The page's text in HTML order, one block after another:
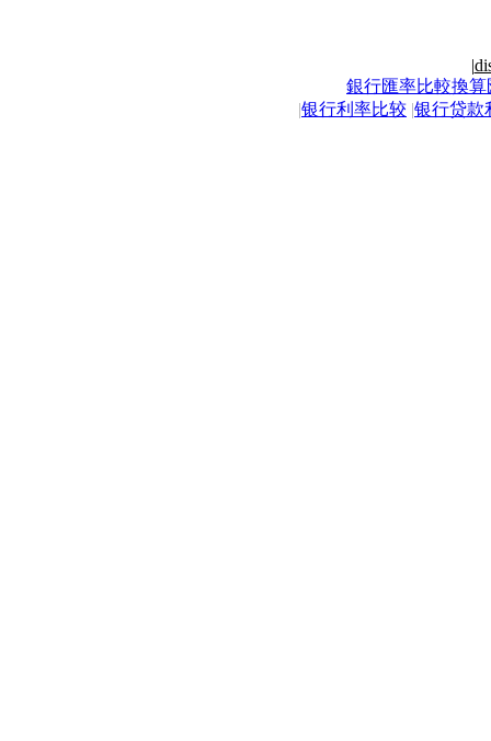
|
銀行匯率比較換算
|银行利率比较 |银行贷款